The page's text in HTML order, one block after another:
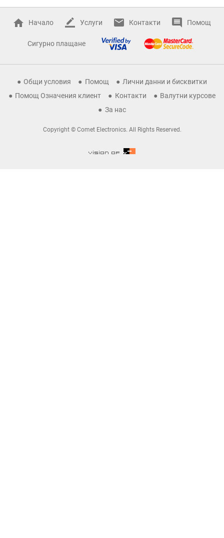
Начало Услуги Контакти Помощ
Сигурно плащане
Общи условия Помощ
Лични данни и бисквитки
Помощ Означения клиент
Контакти
Валутни курсове
За нас
Copyright © Comet Electronics. All Rights Reserved.